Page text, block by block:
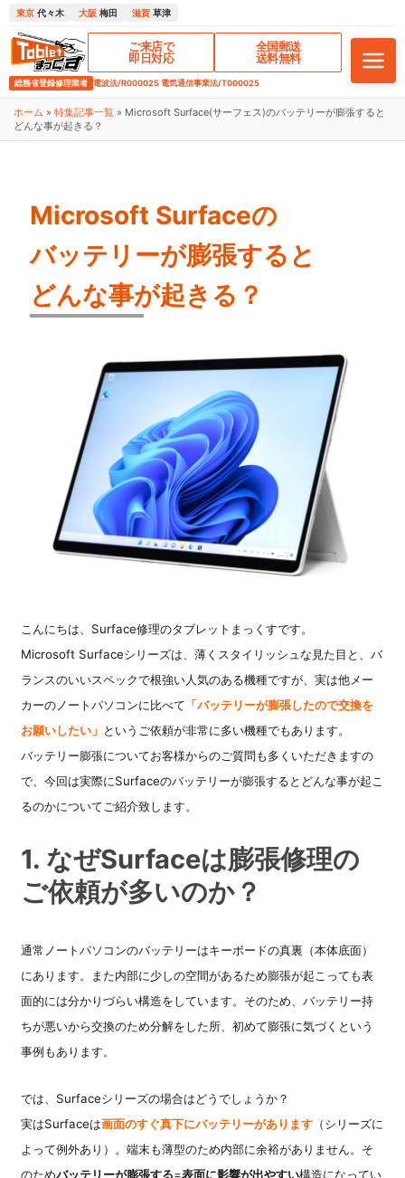
東京 代々木 大阪 梅田 滋賀 草津
ご来店で
即日対応
全国郵送
送料無料
総務省登録修理業者 電波法/R000025 電気通信事業法/T000025
ホーム » 特集記事一覧 » Microsoft Surface(サーフェス)のバッテリーが膨張すると
どんな事が起きる？
Microsoft Surfaceの
バッテリーが膨張すると
どんな事が起きる？
こんにちは、Surface修理のタブレットまっくすです。
Microsoft Surfaceシリーズは、薄くスタイリッシュな見た目と、バ
ランスのいいスペックで根強い人気のある機種ですが、実は他メー
カーのノートパソコンに比べて 「バッテリーが膨張したので交換を
お願いしたい」 というご依頼が非常に多い機種でもあります。
バッテリー膨張についてお客様からのご質問も多くいただきますの
で、今回は実際にSurfaceのバッテリーが膨張するとどんな事が起こ
るのかについてご紹介致します。
1. なぜSurfaceは膨張修理の
ご依頼が多いのか？
通常ノートパソコンのバッテリーはキーボードの真裏（本体底面）
にあります。また内部に少しの空間があるため膨張が起こっても表
面的には分かりづらい構造をしています。そのため、バッテリー持
ちが悪いから交換のため分解をした所、初めて膨張に気づくという
事例もあります。
では、Surfaceシリーズの場合はどうでしょうか？
実はSurfaceは画面のすぐ真下にバッテリーがあります （シリーズに
よって例外あり）。端末も薄型のため内部に余裕がありません。そ
のためバッテリーが膨張する=表面に影響が出やすい構造になってい